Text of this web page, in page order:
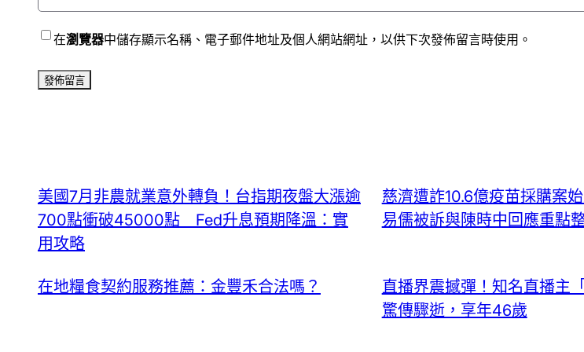
在瀏覽器中儲存顯示名稱、電子郵件地址及個人網站網址，以供下次發佈留言時使用。
美國7月非農就業意外轉負！台指期夜盤大漲逾
700點衝破45000點 Fed升息預期降溫：實
用攻略
慈濟遭詐10.6億疫苗採購案
易儒被訴與陳時中回應重點
在地糧食契約服務推薦：金豐禾合法嗎？
直播界震撼彈！知名直播主
驚傳驟逝，享年46歲